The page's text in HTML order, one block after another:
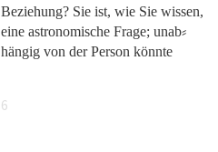
Beziehung? Sie ist, wie Sie wissen,
eine astronomische Frage; unab⸗
hängig von der Person könnte
6